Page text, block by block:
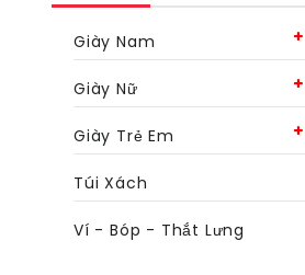
Giày Nam
Giày Nữ
Giày Trẻ Em
Túi Xách
Ví - Bóp - Thắt Lưng